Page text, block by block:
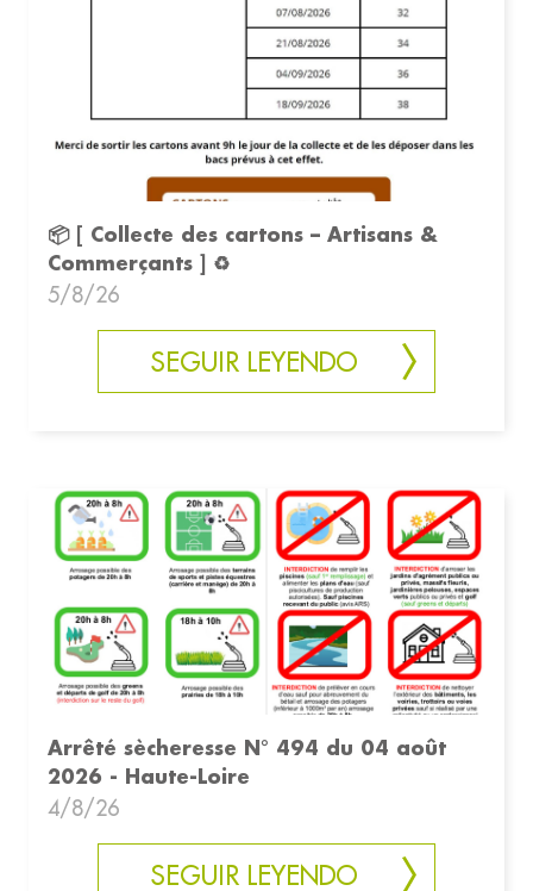
📦 [ Collecte des cartons – Artisans &
Commerçants ] ♻️
5/8/26
SEGUIR LEYENDO
Arrêté sècheresse N° 494 du 04 août
2026 - Haute-Loire
4/8/26
SEGUIR LEYENDO